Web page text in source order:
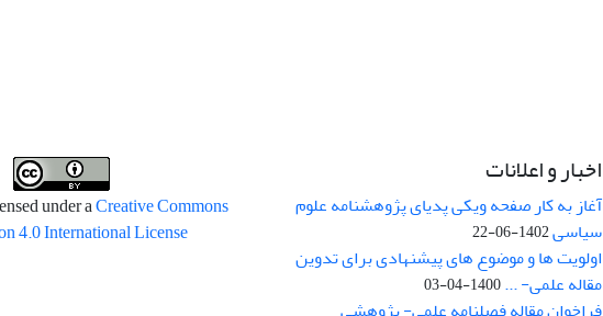
اخبار و اعلانات
آغاز به کار صفحه ویکی پدیای پژوهشنامه علوم
سیاسی1402-06-22
اولویت ها و موضوع های پیشنهادی برای تدوین
مقاله علمی- ...1400-04-03
under aCreative Commons
4.0 International License